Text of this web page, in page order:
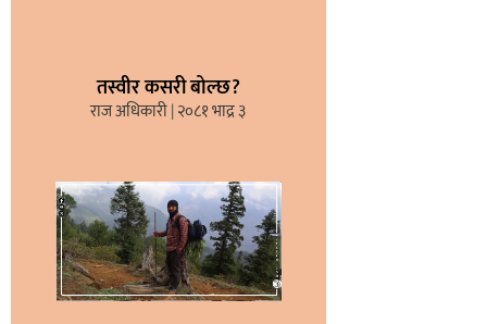
तस्वीर कसरी बोल्छ?
राज अधिकारी २०८१ भाद्र ३